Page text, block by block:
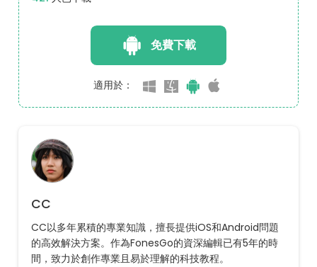
免費下載
適用於：
CC
CC以多年累積的專業知識，擅長提供iOS和Android問題
的高效解決方案。作為FonesGo的資深編輯已有5年的時
間，致力於創作專業且易於理解的科技教程。